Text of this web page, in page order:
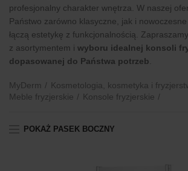
profesjonalny charakter wnętrza. W naszej
Państwo zarówno klasyczne, jak i
łączą estetykę z funkcjonalnością.
z asortymentem i wyboru idealnej konsoli
dopasowanej do Państwa potrzeb
MyDerm Kosmetologia, kosmetyka i
Meble fryzjerskie
Konsole fryzjerskie
POKAŻ PASEK BOCZNY